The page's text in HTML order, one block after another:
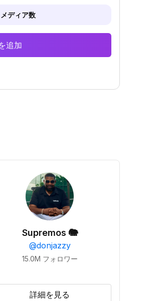
メディア数
追加
Supremos 🐘
@donjazzy
15.0M フォロワー
詳細を見る